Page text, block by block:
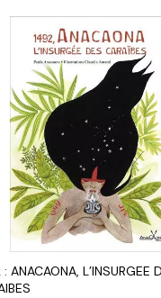
ANACAONA, L’INSURGEE